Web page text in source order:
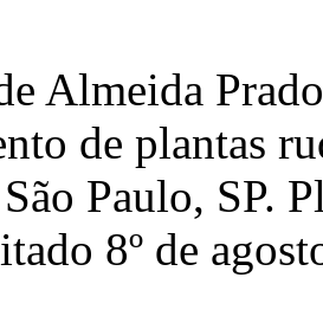
Almeida
de plantas
Paulo, SP.
8º de